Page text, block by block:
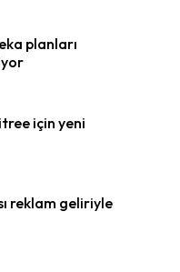
planları
için yeni
reklam geliriyle